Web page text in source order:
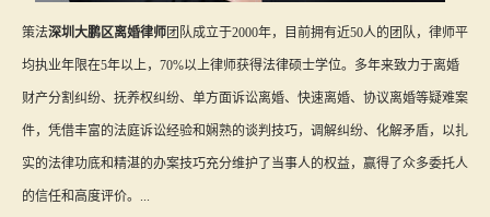
策法深圳大鹏区离婚律师团队成立于2000年，目前拥有近50人的团队，律师平
均执业年限在5年以上，70%以上律师获得法律硕士学位。多年来致力于离婚
财产分割纠纷、抚养权纠纷、单方面诉讼离婚、快速离婚、协议离婚等疑难案
件，凭借丰富的法庭诉讼经验和娴熟的谈判技巧，调解纠纷、化解矛盾，以扎
实的法律功底和精湛的办案技巧充分维护了当事人的权益，赢得了众多委托人
的信任和高度评价。...